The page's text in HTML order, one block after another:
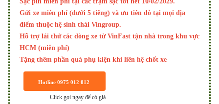
Gửi xe miễn phí (dưới 5 tiếng) và ưu tiên đỗ tại mọi địa
điểm thuộc hệ sinh thái Vingroup.
Hỗ trợ lái thử các dòng xe từ VinFast tận nhà trong khu vực
HCM (miễn phí)
Tặng thêm phần quà phụ kiện khi liên hệ chốt xe
Hotline 0975 012 012
Click gọi ngay để có giá